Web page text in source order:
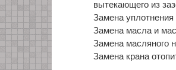
вытекающего из
Замена уплотнения
Замена масла и
Замена масляного
Замена крана